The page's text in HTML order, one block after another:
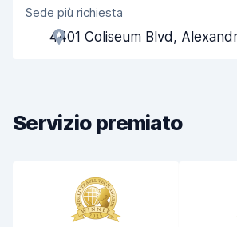
Gentilezza degli agenti
Rapidità del ritiro
Pulizia del veicolo
Sede più richiesta
4401 Coliseum Blvd,
Servizio premiato